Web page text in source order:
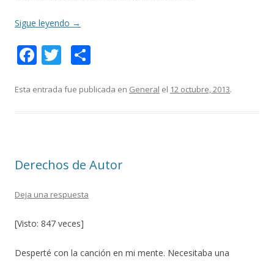
Sigue leyendo →
F
e
k
T
itt m
r
Esta entrada fue publicada en General el 12 octubre, 2013.
Derechos de Autor
Deja una respuesta
[Visto: 847 veces]
Desperté con la canción en mi mente. Necesitaba una